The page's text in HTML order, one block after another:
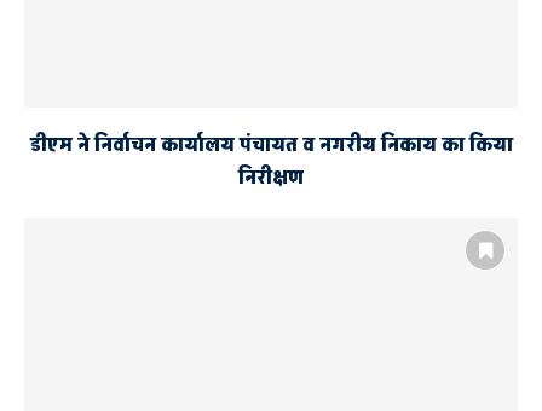
डीएम ने निर्वाचन कार्यालय पंचायत व नगरीय निकाय का किया
निरीक्षण